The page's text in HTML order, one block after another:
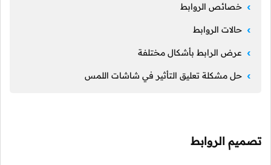
خصائص الروابط
حالات الروابط
عرض الرابط بأشكال مختلفة
حل مشكلة تعليق التأثير في شاشات اللمس
تصميم الروابط